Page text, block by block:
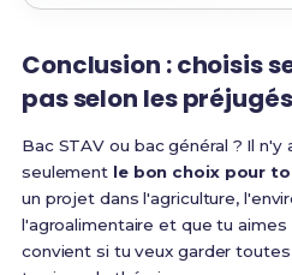
Conclusion : choisis
pas selon les préjugés
Bac STAV ou bac général ? Il n'y
seulement le bon choix pour
un projet dans l'agriculture,
l'agroalimentaire et que tu
convient si tu veux garder